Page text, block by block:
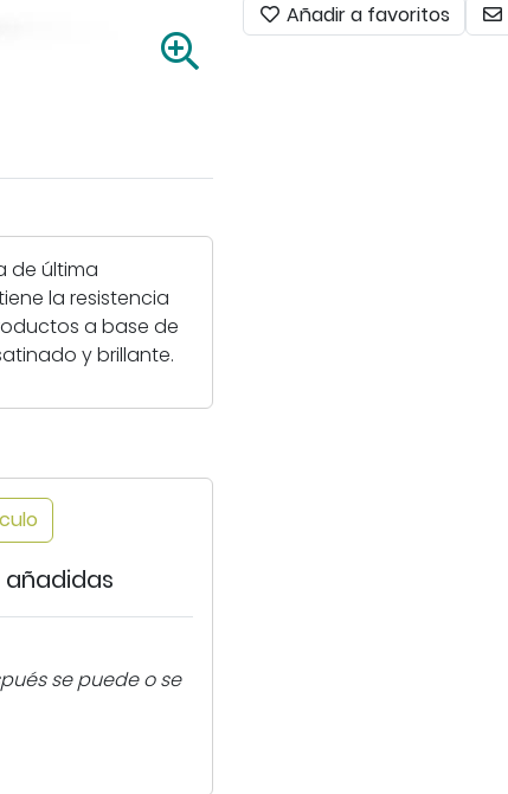
a
i
-
a
Añadir a favoritos
de última
la resistencia
a base de
y brillante.
se puede o se